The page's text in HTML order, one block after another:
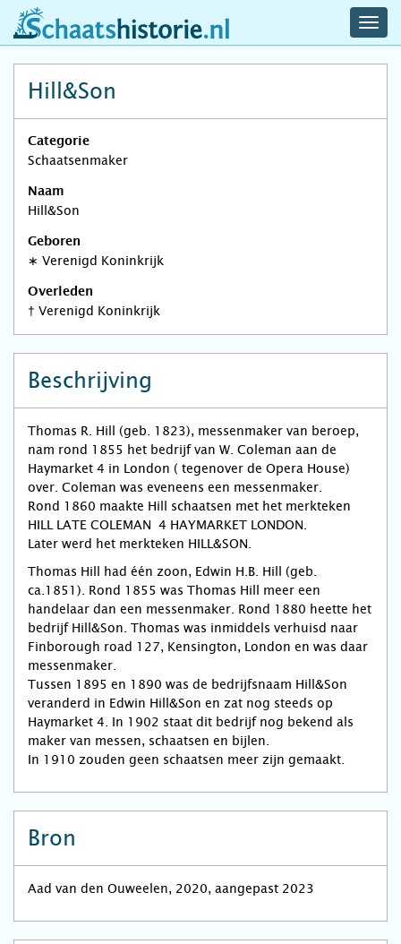
schaatshistorie.nl
Hill&Son
Categorie
Schaatsenmaker
Naam
Hill&Son
Geboren
∗ Verenigd Koninkrijk
Overleden
† Verenigd Koninkrijk
Beschrijving
Thomas R. Hill (geb. 1823), messenmaker van beroep,
nam rond 1855 het bedrijf van W. Coleman aan de
Haymarket 4 in London ( tegenover de Opera House)
over. Coleman was eveneens een messenmaker.
Rond 1860 maakte Hill schaatsen met het merkteken
HILL LATE COLEMAN 4 HAYMARKET LONDON.
Later werd het merkteken HILL&SON.
Thomas Hill had één zoon, Edwin H.B. Hill (geb.
ca.1851). Rond 1855 was Thomas Hill meer een
handelaar dan een messenmaker. Rond 1880 heette het
bedrijf Hill&Son. Thomas was inmiddels verhuisd naar
Finborough road 127, Kensington, London en was daar
messenmaker.
Tussen 1895 en 1890 was de bedrijfsnaam Hill&Son
veranderd in Edwin Hill&Son en zat nog steeds op
Haymarket 4. In 1902 staat dit bedrijf nog bekend als
maker van messen, schaatsen en bijlen.
In 1910 zouden geen schaatsen meer zijn gemaakt.
Bron
Aad van den Ouweelen, 2020, aangepast 2023